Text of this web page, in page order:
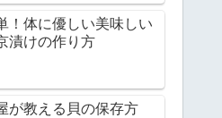
！体に優しい美味しい
漬けの作り方
が教える貝の保存方